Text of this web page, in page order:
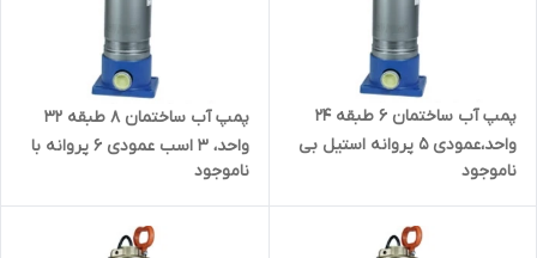
پمپ آب ساختمان ۶ طبقه ۲۴
واحد،عمودی ۵ پروانه استیل بی
سایلنت
ناموجود
پمپ آب ساختمان ۸ طبقه ۳۲
واحد، ۳ اسب عمودی ۶ پروانه با
کنتاکتور و کنترل حرارتی استیل
بی صدا ضدآب راد پمپ
ناموجود